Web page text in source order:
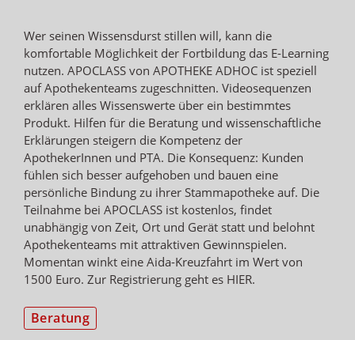
Wer seinen Wissensdurst stillen will, kann die
komfortable Möglichkeit der Fortbildung das E-Learning
nutzen. APOCLASS von APOTHEKE ADHOC ist speziell
auf Apothekenteams zugeschnitten. Videosequenzen
erklären alles Wissenswerte über ein bestimmtes
Produkt. Hilfen für die Beratung und wissenschaftliche
Erklärungen steigern die Kompetenz der
ApothekerInnen und PTA. Die Konsequenz: Kunden
fühlen sich besser aufgehoben und bauen eine
persönliche Bindung zu ihrer Stammapotheke auf. Die
Teilnahme bei APOCLASS ist kostenlos, findet
unabhängig von Zeit, Ort und Gerät statt und belohnt
Apothekenteams mit attraktiven Gewinnspielen.
Momentan winkt eine Aida-Kreuzfahrt im Wert von
1500 Euro. Zur Registrierung geht es HIER.
Beratung